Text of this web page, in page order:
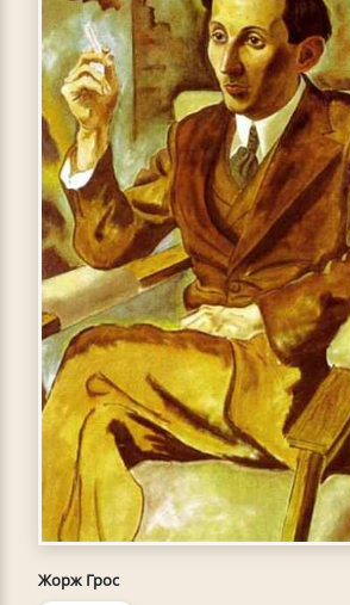
Жорж Грос